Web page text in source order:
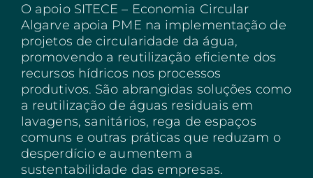
Madeira
Açores
Algarve
PRR
Turismo de Portugal
PEPAC Agricultura
O apoio SITECE – Economia Circular
Algarve apoia PME na implementação de
projetos de circularidade da água,
promovendo a reutilização eficiente dos
recursos hídricos nos processos
produtivos. São abrangidas soluções como
a reutilização de águas residuais em
lavagens, sanitários, rega de espaços
comuns e outras práticas que reduzam o
desperdício e aumentem a
sustentabilidade das empresas.